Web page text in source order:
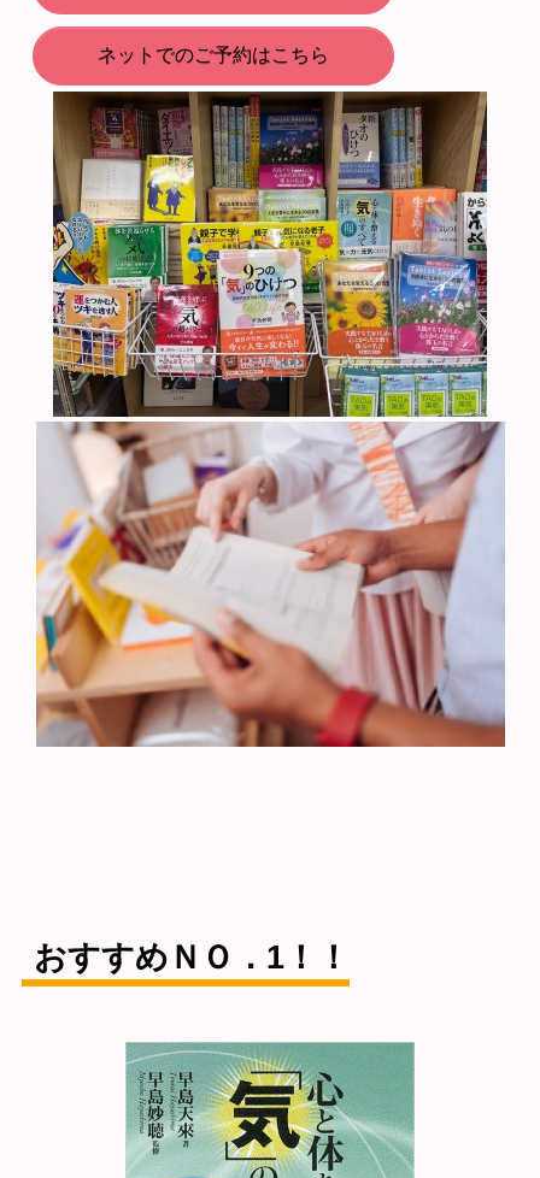
ネットでのご予約はこちら
おすすめＮＯ．1！！